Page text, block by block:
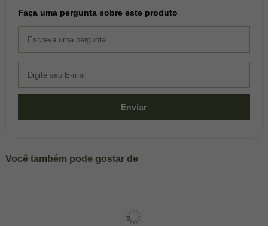
Faça uma pergunta sobre este produto
Enviar
Você também pode gostar de